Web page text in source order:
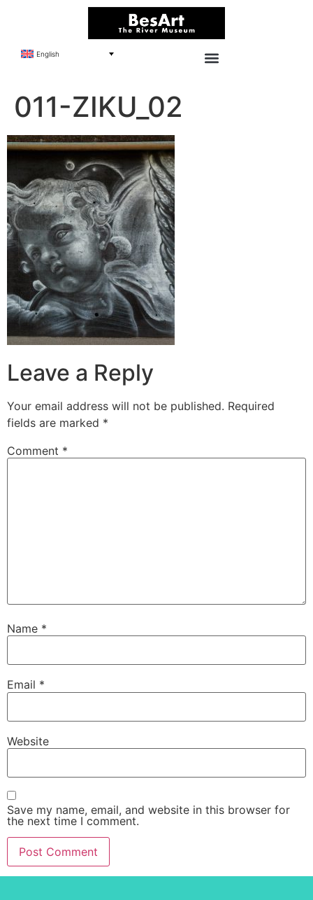
English
011-ZIKU_02
Leave a Reply
Your email address will not be published. Required
fields are marked *
Comment *
Name *
Email *
Website
Save my name, email, and website in this browser for
the next time I comment.